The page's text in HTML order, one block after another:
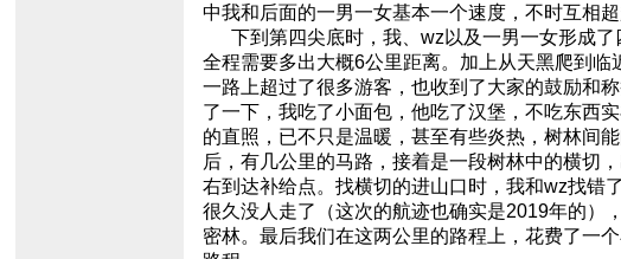
中我和后面的一男一女基本一个速度，不时互相超
下到第四尖底时，我、wz以及一男一女形成了
全程需要多出大概6公里距离。加上从天黑爬到
一路上超过了很多游客，也收到了大家的鼓励和
了一下，我吃了小面包，他吃了汉堡，不吃东西
的直照，已不只是温暖，甚至有些炎热，树林间
后，有几公里的马路，接着是一段树林中的横切
右到达补给点。找横切的进山口时，我和wz找错
很久没人走了（这次的航迹也确实是2019年的）
密林。最后我们在这两公里的路程上，花费了一